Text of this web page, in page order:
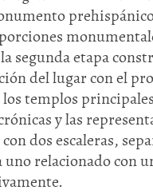
segunda etapa
del lugar con el
templos
y las
dos escaleras,
uno relacionado con